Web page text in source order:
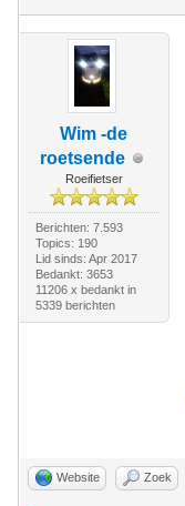
Wim -de
roetsende
Roeifietser
Berichten: 7.593
Topics: 190
Lid sinds: Apr 2017
Bedankt: 3653
11206 x bedankt in
5339 berichten
Website Zoek